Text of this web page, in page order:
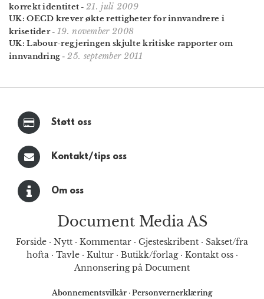
korrekt identitet -21. juli 2009
UK: OECD krever økte rettigheter for innvandrere i
krisetider- 19. november 2008
UK: Labour-regjeringen skjulte kritiske rapporter om
innvandring -25. september 2011
Støtt oss
Kontakt/tips oss
Om oss
Document Media AS
Forside · Nytt · Kommentar · Gjesteskribent · Sakset/fra
hofta· Tavle· Kultur· Butikk/forlag· Kontakt oss·
Annonsering på Document
Abonnementsvilkår · Personvernerklæring